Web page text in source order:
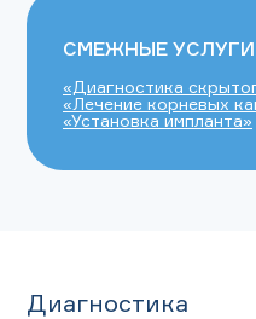
СМЕЖНЫЕ
«Диагностика
«Лечение корневых
«Установка импланта»
Диагностика